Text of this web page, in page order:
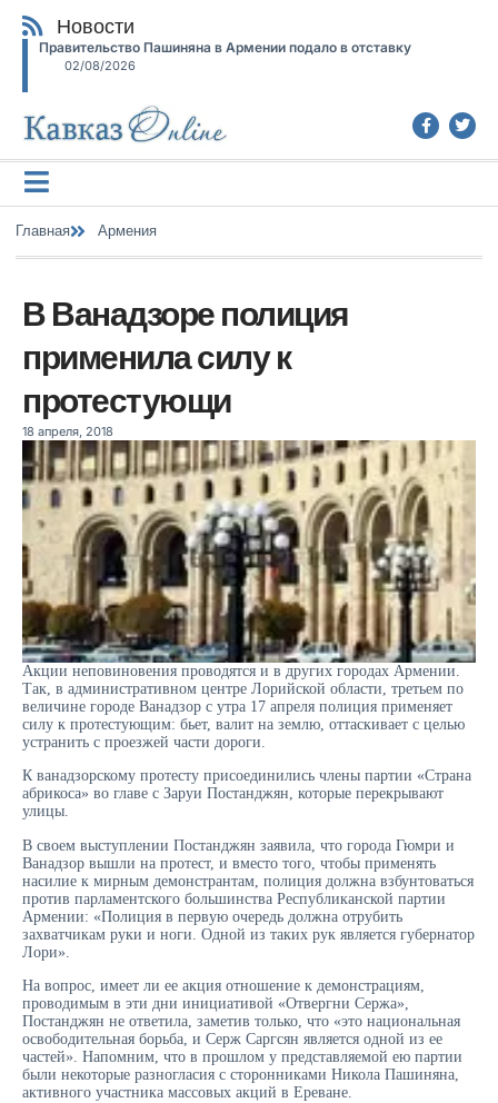
Новости
Правительство Пашиняна в Армении подало в отставку
02/08/2026
Главная Армения
В Ванадзоре полиция
применила силу к
протестующи
18 апреля, 2018
Акции неповиновения проводятся и в других городах Армении.
Так, в административном центре Лорийской области, третьем по
величине городе Ванадзор с утра 17 апреля полиция применяет
силу к протестующим: бьет, валит на землю, оттаскивает с целью
устранить с проезжей части дороги.
К ванадзорскому протесту присоединились члены партии «Страна
абрикоса» во главе с Заруи Постанджян, которые перекрывают
улицы.
В своем выступлении Постанджян заявила, что города Гюмри и
Ванадзор вышли на протест, и вместо того, чтобы применять
насилие к мирным демонстрантам, полиция должна взбунтоваться
против парламентского большинства Республиканской партии
Армении: «Полиция в первую очередь должна отрубить
захватчикам руки и ноги. Одной из таких рук является губернатор
Лори».
На вопрос, имеет ли ее акция отношение к демонстрациям,
проводимым в эти дни инициативой «Отвергни Сержа»,
Постанджян не ответила, заметив только, что «это национальная
освободительная борьба, и Серж Саргсян является одной из ее
частей». Напомним, что в прошлом у представляемой ею партии
были некоторые разногласия с сторонниками Никола Пашиняна,
активного участника массовых акций в Ереване.